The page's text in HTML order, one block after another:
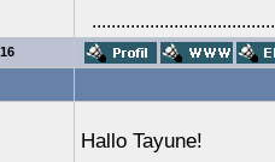
Hallo Tayune!